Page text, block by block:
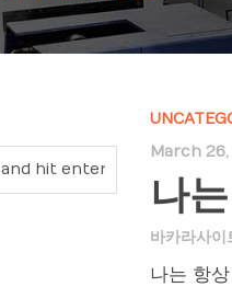
March 26,
나
바카라사이
나는 항